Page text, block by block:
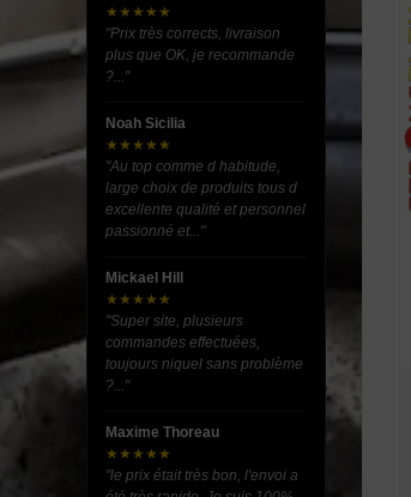
★★★★★
"Prix très corrects, livraison
plus que OK, je recommande
?..."
Noah Sicilia
★★★★★
"Au top comme d habitude,
large choix de produits tous d
excellente qualité et personnel
passionné et..."
Mickael Hill
★★★★★
"Super site, plusieurs
commandes effectuées,
toujours niquel sans problème
?..."
Maxime Thoreau
★★★★★
"le prix était très bon, l'envoi a